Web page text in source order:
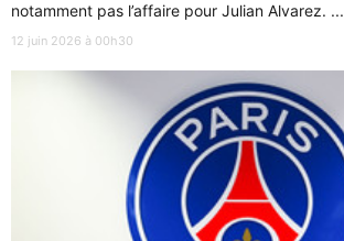
notamment pas l’affaire pour Julian Alvarez. ...
12 juin 2026 à 00h30